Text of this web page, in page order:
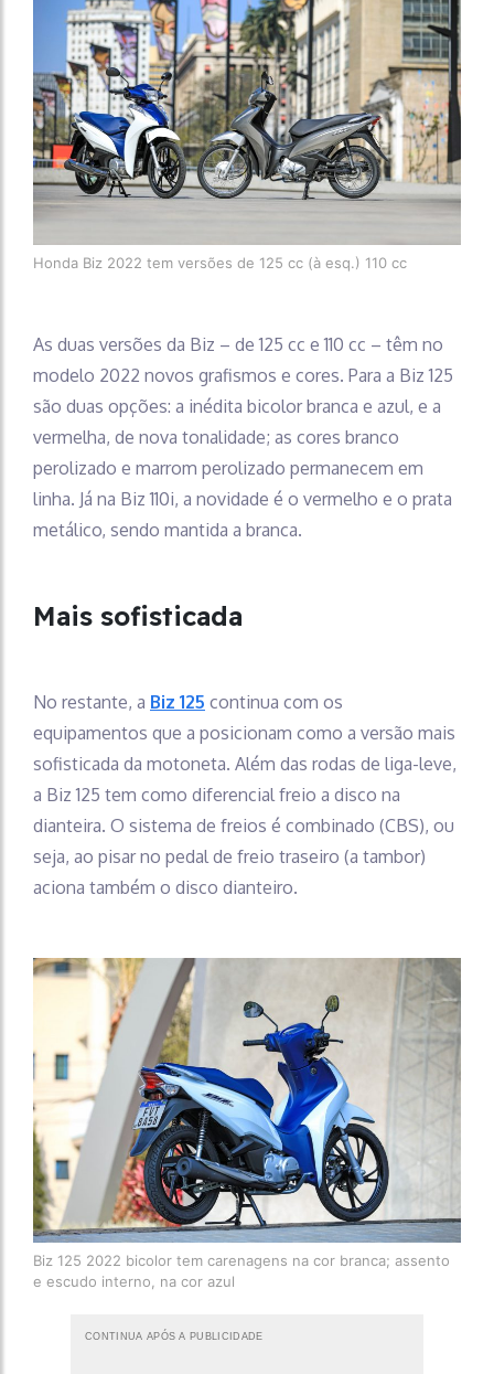
Honda Biz 2022 tem versões de 125 cc (à esq.) 110 cc
As duas versões da Biz – de 125 cc e 110 cc – têm no
modelo 2022 novos grafismos e cores. Para a Biz 125
são duas opções: a inédita bicolor branca e azul, e a
vermelha, de nova tonalidade; as cores branco
perolizado e marrom perolizado permanecem em
linha. Já na Biz 110i, a novidade é o vermelho e o prata
metálico, sendo mantida a branca.
Mais sofisticada
No restante, a Biz 125 continua com os
equipamentos que a posicionam como a versão mais
sofisticada da motoneta. Além das rodas de liga-leve,
a Biz 125 tem como diferencial freio a disco na
dianteira. O sistema de freios é combinado (CBS), ou
seja, ao pisar no pedal de freio traseiro (a tambor)
aciona também o disco dianteiro.
Biz 125 2022 bicolor tem carenagens na cor branca; assento
e escudo interno, na cor azul
CONTINUA APÓS A PUBLICIDADE